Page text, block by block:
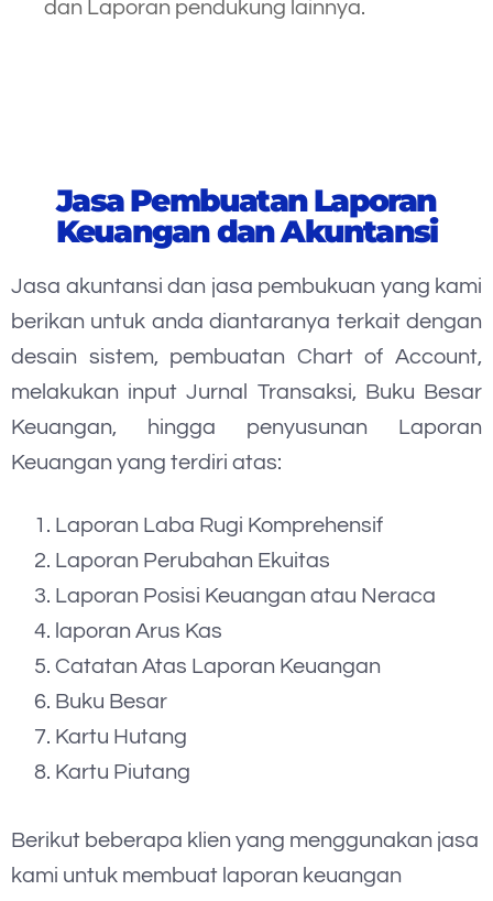
dan Laporan pendukung lainnya.
Jasa Pembuatan Laporan
Keuangan dan Akuntansi
Jasa akuntansi dan jasa pembukuan yang kami
berikan untuk anda diantaranya terkait dengan
desain sistem, pembuatan Chart of Account,
melakukan input Jurnal Transaksi, Buku Besar
Keuangan, hingga penyusunan Laporan
Keuangan yang terdiri atas:
Laporan Laba Rugi Komprehensif
Laporan Perubahan Ekuitas
Laporan Posisi Keuangan atau Neraca
laporan Arus Kas
Catatan Atas Laporan Keuangan
Buku Besar
Kartu Hutang
Kartu Piutang
Berikut beberapa klien yang menggunakan jasa
kami untuk membuat laporan keuangan